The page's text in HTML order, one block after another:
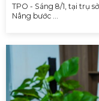
TPO - Sáng 8/1, tại trụ
Nâng bước …